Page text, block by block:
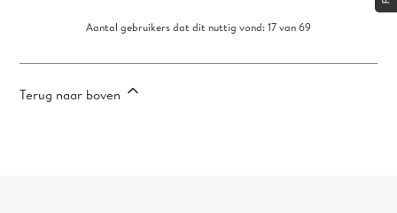
Aantal gebruikers dat dit nuttig vond: 17 van 69
Terug naar boven